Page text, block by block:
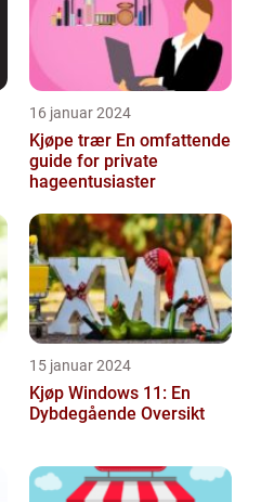
16 januar 2024
Kjøpe trær En omfattende
guide for private
hageentusiaster
15 januar 2024
Kjøp Windows 11: En
Dybdegående Oversikt